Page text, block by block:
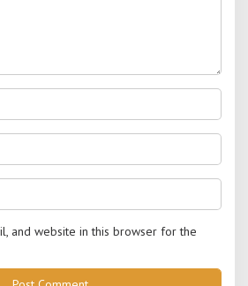
and website in this browser for the